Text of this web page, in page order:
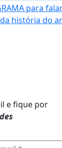
e fique por